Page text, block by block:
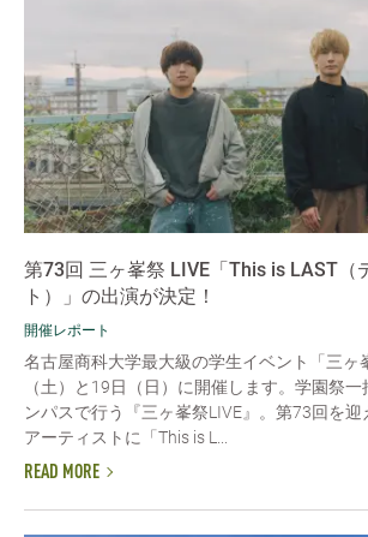
第73回 三ヶ峯祭 LIVE「This is LAST（
ト）」の出演が決定！
開催レポート
名古屋商科大学最大級の学生イベント「三ヶ
（土）と19日（日）に開催します。学園祭
ンパスで行う『三ヶ峯祭LIVE』。第73回を
アーティストに「This is L...
READ MORE